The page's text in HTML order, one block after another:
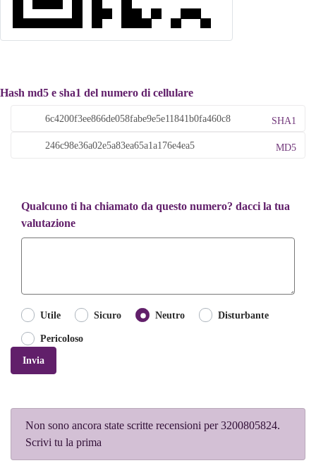
Hash md5 e sha1 del numero di cellulare
SHA1
MD5
Qualcuno ti ha chiamato da questo numero? dacci la tua
valutazione
Utile Sicuro Neutro Disturbante
Pericoloso
Invia
Non sono ancora state scritte recensioni per 3200805824.
Scrivi tu la prima